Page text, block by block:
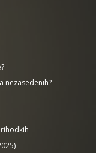
nezasedenih?